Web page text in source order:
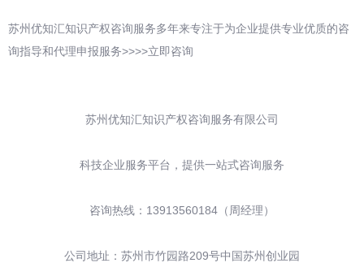
苏州优知汇知识产权咨询服务多年来专注于为企业提供专业优质的咨
询指导和代理申报服务>>>>立即咨询
苏州优知汇知识产权咨询服务有限公司
科技企业服务平台，提供一站式咨询服务
咨询热线：13913560184（周经理）
公司地址：苏州市竹园路209号中国苏州创业园